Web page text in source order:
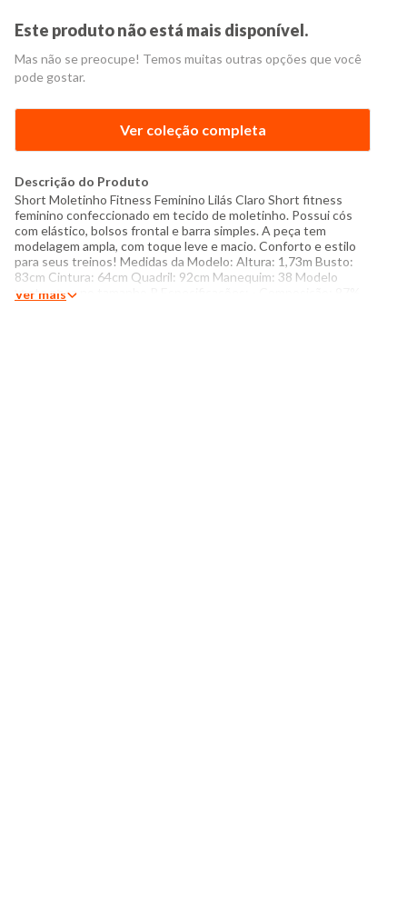
Este produto não está mais disponível.
Mas não se preocupe! Temos muitas outras opções que você
pode gostar.
Ver coleção completa
Descrição do Produto
Short Moletinho Fitness Feminino Lilás Claro Short fitness
feminino confeccionado em tecido de moletinho. Possui cós
com elástico, bolsos frontal e barra simples. A peça tem
modelagem ampla, com toque leve e macio. Conforto e estilo
para seus treinos! Medidas da Modelo: Altura: 1,73m Busto:
83cm Cintura: 64cm Quadril: 92cm Manequim: 38 Modelo
veste peça no tamanho P Especificações: - Composição: 97%
Ver mais